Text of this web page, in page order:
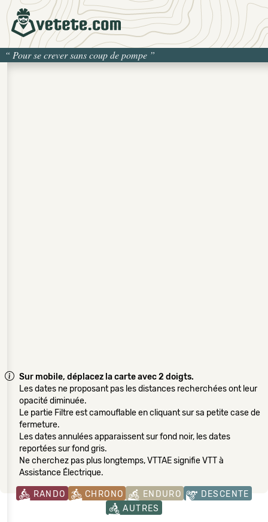
“ Pour se crever sans coup de pompe ”
Sur mobile, déplacez la carte avec 2 doigts.
Les dates ne proposant pas les distances recherchées ont leur
opacité diminuée.
Le partie Filtre est camouflable en cliquant sur sa petite case de
fermeture.
Les dates annulées apparaissent sur fond noir, les dates
reportées sur fond gris.
Ne cherchez pas plus longtemps, VTTAE signifie VTT à
Assistance Électrique.
RANDO CHRONO ENDURO
DESCENTE
AUTRES